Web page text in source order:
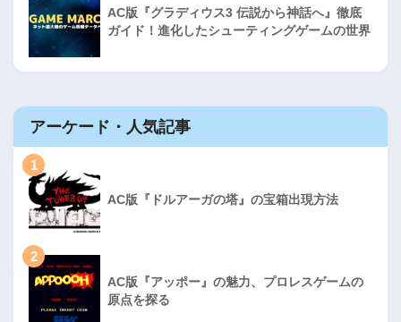
AC版『グラディウス3 伝説から神話へ』徹底
ガイド！進化したシューティングゲームの世界
アーケード・人気記事
1
AC版『ドルアーガの塔』の宝箱出現方法
2
AC版『アッポー』の魅力、プロレスゲームの
原点を探る